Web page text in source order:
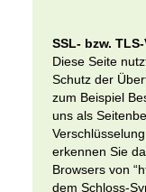
SSL- bzw.
Diese Seite
Schutz der
zum Beispiel
uns als
erkennen Sie
Browsers von
dem Schloss-